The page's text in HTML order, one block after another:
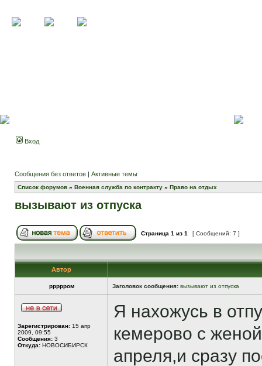
Вход
Сообщения без ответов | Активные темы
Список форумов » Военная служба по контракту » Право на отдых
вызывают из отпуска
Страница 1 из 1 [ Сообщений: 7 ]
Автор
ррррром Заголовок сообщения: вызывают из отпуска
Зарегистрирован: 15 апр
2009, 09:55
Сообщения: 3
Откуда: НОВОСИБИРСК
Я нахожусь в
кемерово с
апреля,и сразу